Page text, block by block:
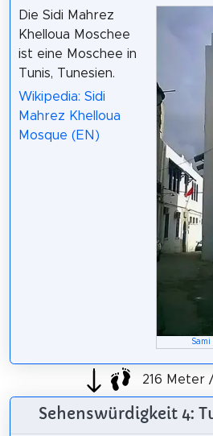
Die Sidi Mahrez
Khelloua Moschee
ist eine Moschee in
Tunis, Tunesien.
Wikipedia: Sidi
Mahrez Khelloua
Mosque (EN)
216 Meter
Sehenswürdigkeit 4: